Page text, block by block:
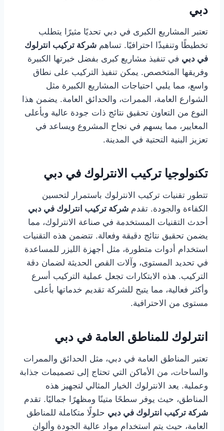
دبي
تعتبر المشاريع الكبرى في دبي تحديًا مثيرًا يتطلب
تخطيطًا وتنفيذًا احترافيًا. تساهم شركة تركيب انترلوك
في دبي في تنفيذ مشاريع كبرى بفضل خبرتها الكبيرة
وفريقها المتخصص. يمكن تنفيذ التركيب على نطاق
واسع، مما يلبي احتياجات المشاريع الكبيرة مثل
الشوارع العامة، الممرات، والحدائق العامة. يضمن هذا
النوع من التعاون تحقيق نتائج ذات جودة عالية وبأعلى
المعايير، مما يسهم في نجاح المشروع ويساعد في
تعزيز البنية التحتية في المدينة.
تكنولوجيا تركيب الانترلوك في دبي
تتطور تقنيات تركيب الانترلوك باستمرار لتحسين
الكفاءة والجودة. تقدم شركة تركيب انترلوك في دبي
أحدث التقنيات المستخدمة في صناعة الانترلوك، مما
يضمن تحقيق نتائج دقيقة وفعالة. تتضمن هذه التقنيات
استخدام أدوات متطورة، مثل أجهزة الليزر للمساعدة
في تحديد المستوى، وآلات القص الحديثة لضمان دقة
التركيب. هذه الابتكارات تجعل عملية التركيب أسرع
وأكثر فعالية، مما يتيح للشركة تقديم خدماتها بأعلى
مستوى من الاحترافية.
انترلوك للمناطق العامة في دبي
تعتبر المناطق العامة في دبي، مثل الحدائق والممرات
والساحات، من الأماكن التي تحتاج إلى تصميمات جذابة
وعملية. يعد الانترلوك الخيار المثالي لتجهيز هذه
المناطق، حيث يوفر سطحًا متينًا ومظهرًا جماليًا. تقدم
شركة تركيب انترلوك في دبي حلولًا متكاملة للمناطق
العامة، حيث يتم استخدام مواد عالية الجودة وألوان